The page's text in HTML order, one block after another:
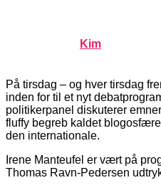
Kim
På tirsdag – og hver tirsdag
inden for til et nyt
politikerpanel diskuterer
fluffy begreb kaldet
den internationale.
Irene Manteufel er vært på
Thomas Ravn-Pedersen